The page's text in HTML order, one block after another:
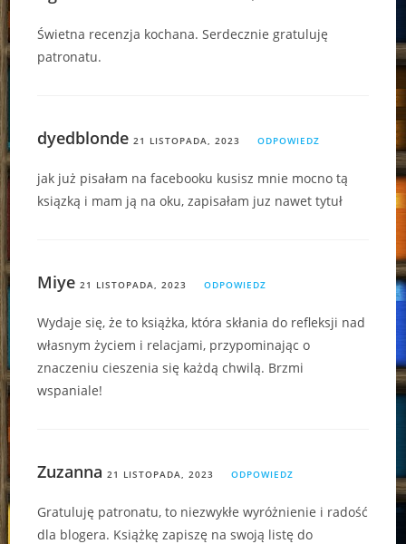
Świetna recenzja kochana. Serdecznie gratuluję
patronatu.
dyedblonde 21 LISTOPADA, 2023 ODPOWIEDZ
jak już pisałam na facebooku kusisz mnie mocno tą
ksiązką i mam ją na oku, zapisałam juz nawet tytuł
Miye 21 LISTOPADA, 2023 ODPOWIEDZ
Wydaje się, że to książka, która skłania do refleksji nad
własnym życiem i relacjami, przypominając o
znaczeniu cieszenia się każdą chwilą. Brzmi
wspaniale!
Zuzanna 21 LISTOPADA, 2023 ODPOWIEDZ
Gratuluję patronatu, to niezwykłe wyróżnienie i radość
dla blogera. Książkę zapiszę na swoją listę do